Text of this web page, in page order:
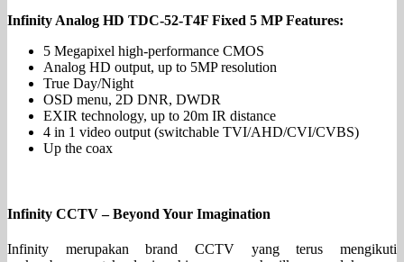
Infinity Analog HD TDC-52-T4F Fixed 5 MP Features:
5 Megapixel high-performance CMOS
Analog HD output, up to 5MP resolution
True Day/Night
OSD menu, 2D DNR, DWDR
EXIR technology, up to 20m IR distance
4 in 1 video output (switchable TVI/AHD/CVI/CVBS)
Up the coax
Infinity CCTV – Beyond Your Imagination
Infinity merupakan brand CCTV yang terus mengikuti